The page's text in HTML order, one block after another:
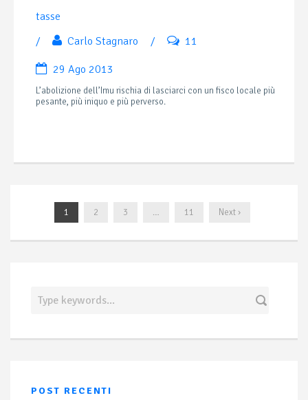
tasse
/
Carlo Stagnaro / 11
29 Ago 2013
L’abolizione dell’Imu rischia di lasciarci con un fisco locale più
pesante, più iniquo e più perverso.
1 2 3 … 11 Next ›
POST RECENTI